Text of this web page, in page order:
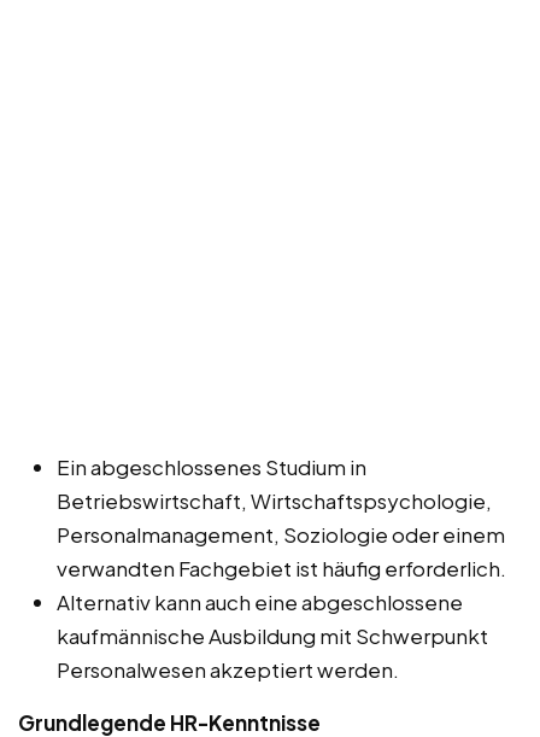
Ein abgeschlossenes Studium in
Betriebswirtschaft, Wirtschaftspsychologie,
Personalmanagement, Soziologie oder einem
verwandten Fachgebiet ist häufig erforderlich.
Alternativ kann auch eine abgeschlossene
kaufmännische Ausbildung mit Schwerpunkt
Personalwesen akzeptiert werden.
Grundlegende HR-Kenntnisse